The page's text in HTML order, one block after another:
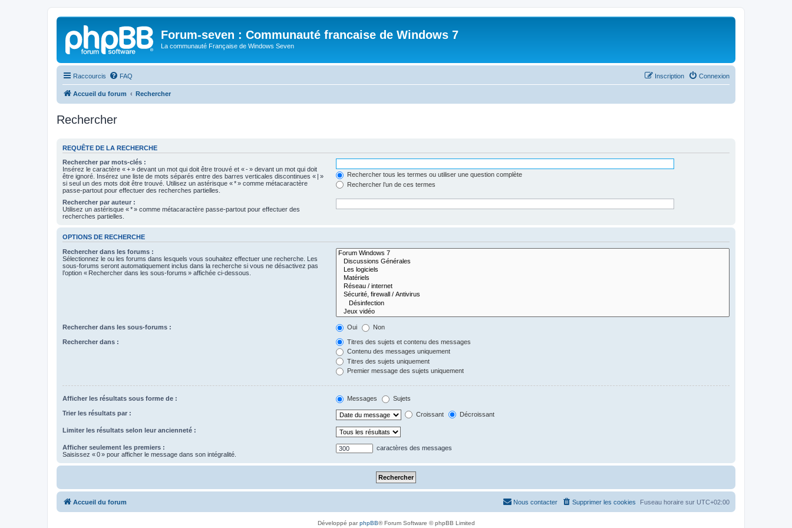
Forum-seven : Communauté francaise de Windows 7
La communauté Française de Windows Seven
Raccourcis FAQ Connexion
Inscription
Accueil du forum Rechercher
Rechercher
REQUÊTE DE LA RECHERCHE
Rechercher par mots-clés :
Insérez le caractère « + » devant un mot qui doit être trouvé et « - » devant un mot qui doit
être ignoré. Insérez une liste de mots séparés entre des barres verticales discontinues « | »
si seul un des mots doit être trouvé. Utilisez un astérisque « * » comme métacaractère
passe-partout pour effectuer des recherches partielles.
Rechercher tous les termes ou utiliser une question complète
Rechercher l’un de ces termes
Rechercher par auteur :
Utilisez un astérisque « * » comme métacaractère passe-partout pour effectuer des
recherches partielles.
OPTIONS DE RECHERCHE
Rechercher dans les forums :
Sélectionnez le ou les forums dans lesquels vous souhaitez effectuer une recherche. Les
sous-forums seront automatiquement inclus dans la recherche si vous ne désactivez pas
l’option « Rechercher dans les sous-forums » affichée ci-dessous.
Rechercher dans les sous-forums : Oui Non
Rechercher dans :
Titres des sujets et contenu des messages
Contenu des messages uniquement
Titres des sujets uniquement
Premier message des sujets uniquement
Afficher les résultats sous forme de : Messages Sujets
Trier les résultats par : Croissant Décroissant
Limiter les résultats selon leur ancienneté :
Afficher seulement les premiers :
Saisissez « 0 » pour afficher le message dans son intégralité.
caractères des messages
Accueil du forum Fuseau horaire sur UTC+02:00
Supprimer les cookies
Nous contacter
Développé parphpBB® Forum Software © phpBB Limited